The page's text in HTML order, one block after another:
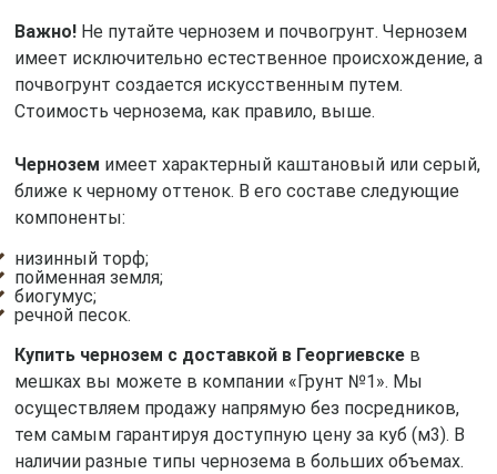
Важно!Не путайте чернозем и почвогрунт. Чернозем
имеет исключительно естественное происхождение, а
почвогрунт создается искусственным путем.
Стоимость чернозема, как правило, выше.
Чернозем имеет характерный каштановый или серый,
ближе к черному оттенок. В его составе следующие
компоненты:
низинный торф;
пойменная земля;
биогумус;
речной песок.
Купить чернозем с доставкой в Георгиевскев
мешках вы можете в компании «Грунт №1». Мы
осуществляем продажу напрямую без посредников,
тем самым гарантируя доступную цену за куб (м3). В
наличии разные типы чернозема в больших объемах.